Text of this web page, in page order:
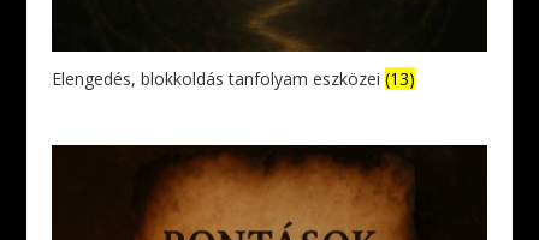
Elengedés, blokkoldás tanfolyam eszközei (13)